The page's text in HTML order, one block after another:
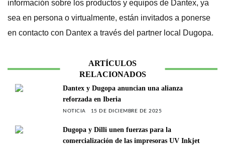
información sobre los productos y equipos de Dantex, ya
sea en persona o virtualmente, están invitados a ponerse
en contacto con Dantex a través del partner local Dugopa.
ARTÍCULOS
RELACIONADOS
Dantex y Dugopa anuncian una alianza
reforzada en Iberia
NOTICIA 15 DE DICIEMBRE DE 2025
Dugopa y Dilli unen fuerzas para la
comercialización de las impresoras UV Inkjet